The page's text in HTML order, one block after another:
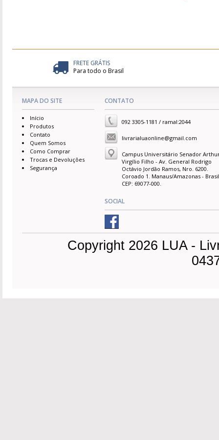
FRETE GRÁTIS
Para todo o Brasil
MAPA DO SITE
Início
Produtos
Contato
Quem Somos
Como Comprar
Trocas e Devoluções
Segurança
CONTATO
092 3305-1181 / ramal:2044
livrarialuaonline@gmail.com
Campus Universitário Senador
Virgílio Filho - Av. General Rodrigo
Octávio Jordão Ramos, Nro. 6200.
Coroado 1. Manaus/Amazonas -
CEP: 69077-000.
SOCIAL
Copyright 2026 LUA -